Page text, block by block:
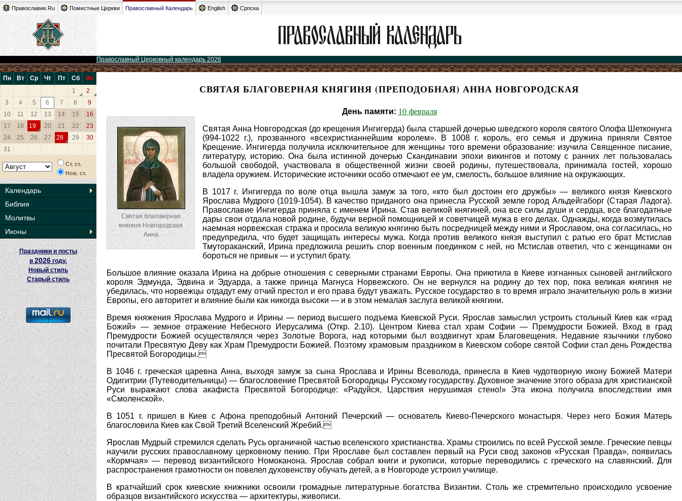
Православие.Ru Поместные Церкви Православный Календарь English Српска
Православный Церковный календарь 2026
Пн Вт Ср Чт Пт Сб
Вс
1
2
3
4 5 6 7 8
9
10
11 12 13 14 15
16
17
18 19 20 21 22
23
24
25 26 27 28 29
30
31
Ст. ст.
Нов. ст.
Календарь
Библия
Молитвы
Иконы
Праздники и посты
в 2026 году.
Новый стиль
Старый стиль
СВЯТАЯ БЛАГОВЕРНАЯ КНЯГИНЯ (ПРЕПОДОБНАЯ) АННА НОВГОРОДСКАЯ
День памяти: 10 февраля
Святая благоверная
княгиня Новгородская
Анна
Святая Анна Новгородская (до крещения Ингигерда) была старшей дочерью шведского короля святого Олофа Шетконунга
(994-1022 г.), прозванного «всехристианнейшим королем». В 1008 г. король, его семья и дружина приняли Святое
Крещение. Ингигерда получила исключительное для женщины того времени образование: изучила Священное писание,
литературу, историю. Она была истинной дочерью Скандинавии эпохи викингов и потому с ранних лет пользовалась
большой свободой, участвовала в общественной жизни своей родины, путешествовала, принимала гостей, хорошо
владела оружием. Исторические источники особо отмечают ее ум, смелость, большое влияние на окружающих.
В 1017 г. Ингигерда по воле отца вышла замуж за того, «кто был достоин его дружбы» — великого князя Киевского
Ярослава Мудрого (1019-1054). В качество приданого она принесла Русской земле город Альдейгаборг (Старая Ладога).
Православие Ингигерда приняла с именем Ирина. Став великой княгиней, она все силы души и сердца, все благодатные
дары свои отдала новой родине, будучи верной помощницей и советчицей мужа в его делах. Однажды, когда возмутилась
наемная норвежская стража и просила великую княгиню быть посредницей между ними и Ярославом, она согласилась, но
предупредила, что будет защищать интересы мужа. Когда против великого князя выступил с ратью его брат Мстислав
Тмутораканский, Ирина предложила решить спор военным поединком с ней, но Мстислав ответил, что с женщинами он
бороться не привык — и уступил брату.
Большое влияние оказала Ирина на добрые отношения с северными странами Европы. Она приютила в Киеве изгнанных сыновей английского
короля Эдмунда, Эдвина и Эдуарда, а также принца Магнуса Норвежского. Он не вернулся на родину до тех пор, пока великая княгиня не
убедилась, что норвежцы отдадут ему отчий престол и его права будут уважать. Русское государство в то время играло значительную роль в жизни
Европы, его авторитет и влияние были как никогда высоки — и в этом немалая заслуга великой княгини.
Время княжения Ярослава Мудрого и Ирины — период высшего подъема Киевской Руси. Ярослав замыслил устроить стольный Киев как «град
Божий» — земное отражение Небесного Иерусалима (Откр. 2.10). Центром Киева стал храм Софии — Премудрости Божией. Вход в град
Премудрости Божией осуществлялся через Золотые Ворога, над которыми был воздвигнут храм Благовещения. Недавние язычники глубоко
почитали Пресвятую Деву как Храм Премудрости Божией. Поэтому храмовым праздником в Киевском соборе святой Софии стал день Рождества
Пресвятой Богородицы.
В 1046 г. греческая царевна Анна, выходя замуж за сына Ярослава и Ирины Всеволода, принесла в Киев чудотворную икону Божией Матери
Одигитрии (Путеводительницы) — благословение Пресвятой Богородицы Русскому государству. Духовное значение этого образа для христианской
Руси выражают слова акафиста Пресвятой Богородице: «Радуйся, Царствия нерушимая стено!» Эта икона получила впоследствии имя
«Смоленской».
В 1051 г. пришел в Киев с Афона преподобный Антоний Печерский — основатель Киево-Печерского монастыря. Через него Божия Матерь
благословила Киев как Свой Третий Вселенский Жребий.
Ярослав Мудрый стремился сделать Русь органичной частью вселенского христианства. Храмы строились по всей Русской земле. Греческие певцы
научили русских православному церковному пению. При Ярославе был составлен первый на Руси свод законов «Русская Правда», появилась
«Кормчая» — перевод византийского Номоканона. Ярослав собрал книги и рукописи, которые переводились с греческого на славянский. Для
распространения грамотности он повелел духовенству обучать детей, а в Новгороде устроил училище.
В кратчайший срок киевские книжники освоили громадные литературные богатства Византии. Столь же стремительно происходило усвоение
образцов византийского искусства — архитектуры, живописи.